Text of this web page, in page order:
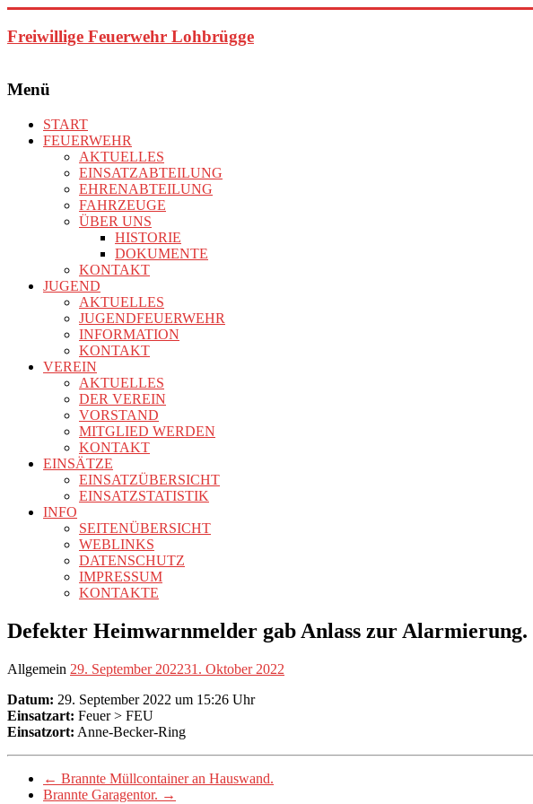
Inhalt
springen
Freiwillige Feuerwehr Lohbrügge
Menü
START
FEUERWEHR
AKTUELLES
EINSATZABTEILUNG
EHRENABTEILUNG
FAHRZEUGE
ÜBER UNS
HISTORIE
DOKUMENTE
KONTAKT
JUGEND
AKTUELLES
JUGENDFEUERWEHR
INFORMATION
KONTAKT
VEREIN
AKTUELLES
DER VEREIN
VORSTAND
MITGLIED WERDEN
KONTAKT
EINSÄTZE
EINSATZÜBERSICHT
EINSATZSTATISTIK
INFO
SEITENÜBERSICHT
WEBLINKS
DATENSCHUTZ
IMPRESSUM
KONTAKTE
Defekter Heimwarnmelder gab Anlass zur Alarmierung.
Allgemein 29. September 202231. Oktober 2022
Datum: 29. September 2022 um 15:26 Uhr
Einsatzart: Feuer > FEU
Einsatzort: Anne-Becker-Ring
← Brannte Müllcontainer an Hauswand.
Brannte Garagentor. →